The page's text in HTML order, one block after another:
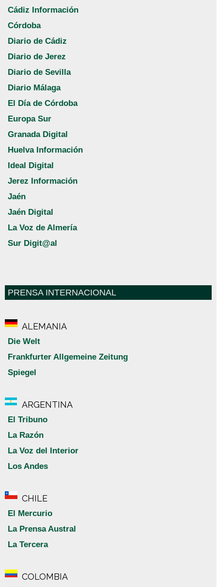
Cádiz Información
Córdoba
Diario de Cádiz
Diario de Jerez
Diario de Sevilla
Diario Málaga
El Día de Córdoba
Europa Sur
Granada Digital
Huelva Información
Ideal Digital
Jerez Información
Jaén
Jaén Digital
La Voz de Almería
Sur Digit@al
PRENSA INTERNACIONAL
ALEMANIA
Die Welt
Frankfurter Allgemeine Zeitung
Spiegel
ARGENTINA
El Tribuno
La Razón
La Voz del Interior
Los Andes
CHILE
El Mercurio
La Prensa Austral
La Tercera
COLOMBIA